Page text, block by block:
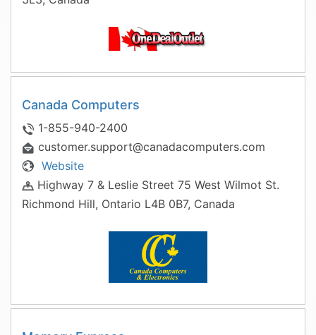
Canada Computers
1-855-940-2400
customer.support@canadacomputers.com
Website
Highway 7 & Leslie Street 75 West Wilmot St.
Richmond Hill, Ontario L4B 0B7, Canada